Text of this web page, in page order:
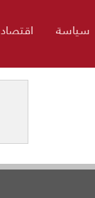
سياسة اقتصاد